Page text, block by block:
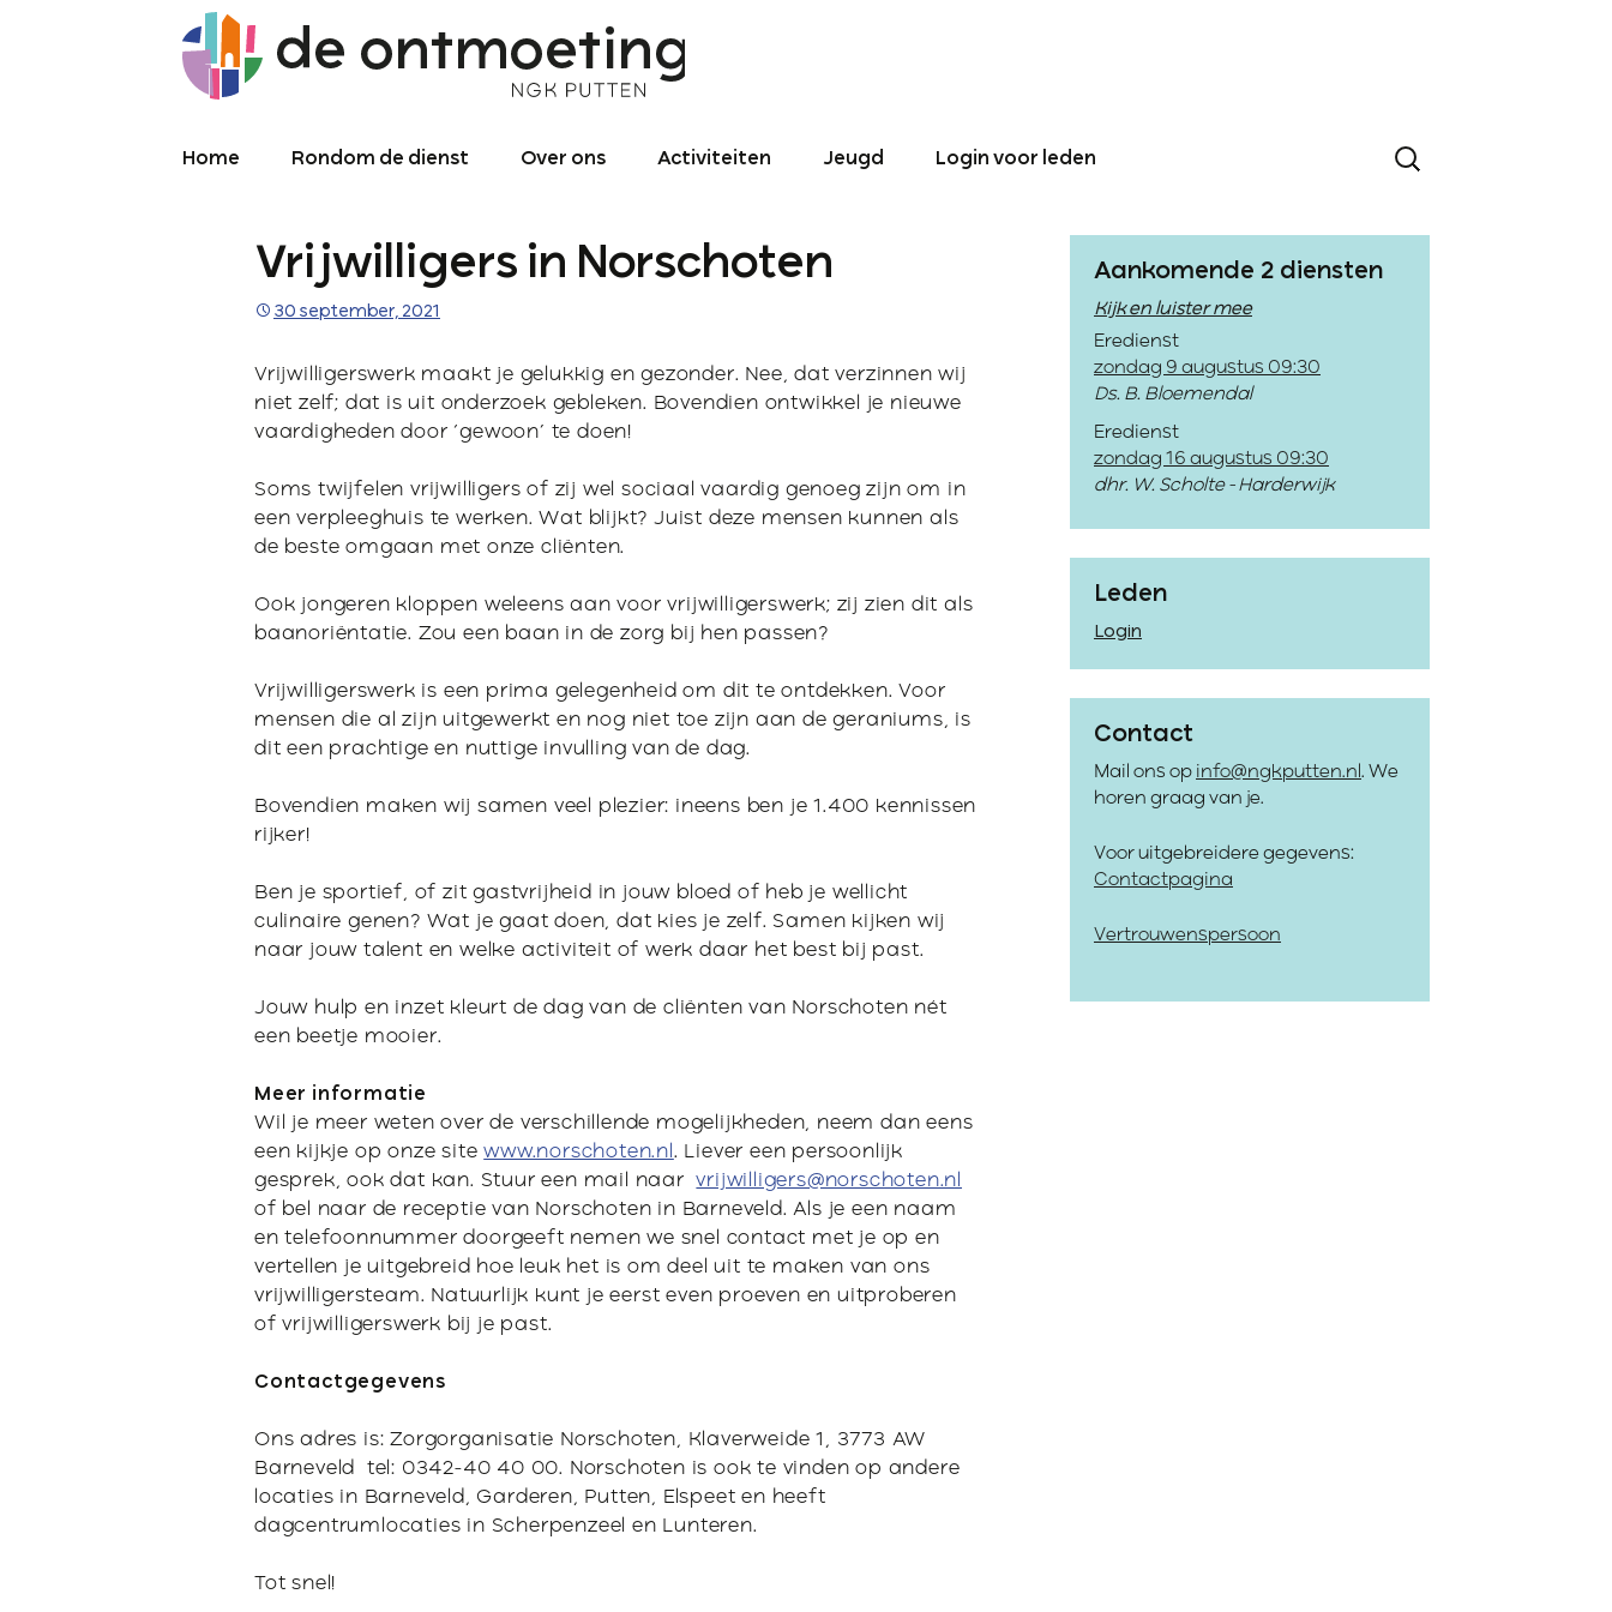
Home Rondom de dienst
Meekijken/luisteren
Over de kerkdienst
Archief liturgie
Diensten
Over ons
Kroniek NGK ‘De
Predikant
Logo
Contact
Privacyregeling
ANBI
Activiteiten
Binnen- en
buitenland
Jeugd
12 – 15
Jeugd-pastoraat
Login voor leden
Vrijwilligers in Norschoten
30 september, 2021
Vrijwilligerswerk maakt je gelukkig en gezonder. Nee, dat verzinnen wij
niet zelf; dat is uit onderzoek gebleken. Bovendien ontwikkel je nieuwe
vaardigheden door ‘gewoon’ te doen!
Soms twijfelen vrijwilligers of zij wel sociaal vaardig genoeg zijn om in
een verpleeghuis te werken. Wat blijkt? Juist deze mensen kunnen als
de beste omgaan met onze cliënten.
Ook jongeren kloppen weleens aan voor vrijwilligerswerk; zij zien dit als
baanoriëntatie. Zou een baan in de zorg bij hen passen?
Vrijwilligerswerk is een prima gelegenheid om dit te ontdekken. Voor
mensen die al zijn uitgewerkt en nog niet toe zijn aan de geraniums, is
dit een prachtige en nuttige invulling van de dag.
Bovendien maken wij samen veel plezier: ineens ben je 1.400 kennissen
rijker!
Ben je sportief, of zit gastvrijheid in jouw bloed of heb je wellicht
culinaire genen? Wat je gaat doen, dat kies je zelf. Samen kijken wij
naar jouw talent en welke activiteit of werk daar het best bij past.
Jouw hulp en inzet kleurt de dag van de cliënten van Norschoten nét
een beetje mooier.
Meer informatie
Wil je meer weten over de verschillende mogelijkheden, neem dan eens
een kijkje op onze sitewww.norschoten.nl . Liever een persoonlijk
gesprek, ook dat kan. Stuur een mail naarvrijwilligers@norschoten.nl
of bel naar de receptie van Norschoten in Barneveld. Als je een naam
en telefoonnummer doorgeeft nemen we snel contact met je op en
vertellen je uitgebreid hoe leuk het is om deel uit te maken van ons
vrijwilligersteam. Natuurlijk kunt je eerst even proeven en uitproberen
of vrijwilligerswerk bij je past.
Contactgegevens
Ons adres is: Zorgorganisatie Norschoten, Klaverweide 1, 3773 AW
Barneveld tel: 0342-40 40 00. Norschoten is ook te vinden op andere
locaties in Barneveld, Garderen, Putten, Elspeet en heeft
dagcentrumlocaties in Scherpenzeel en Lunteren.
Tot snel!
Aankomende 2 diensten
Kijk en luister mee
Eredienst
zondag 9 augustus 09:30
Ds. B. Bloemendal
Eredienst
zondag 16 augustus 09:30
dhr. W. Scholte - Harderwijk
Leden
Login
Contact
Mail ons op info@ngkputten.nl . We
horen graag van je.
Voor uitgebreidere gegevens:
Contactpagina
Vertrouwenspersoon